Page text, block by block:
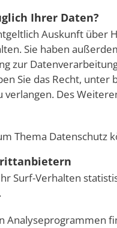
Ihrer Daten?
Auskunft
Sie haben
zur
Sie das Recht,
Des
Thema Datenschutz
Surf-Verhalten